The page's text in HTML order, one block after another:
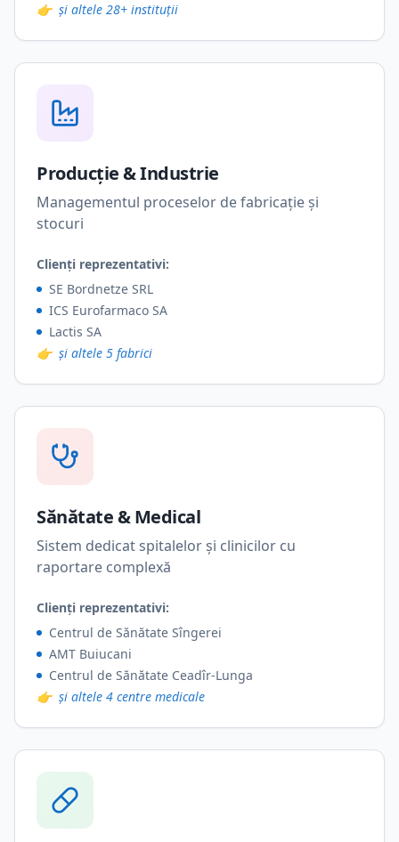
👉 și altele 28+ instituții
Producție & Industrie
Managementul proceselor de fabricație și
stocuri
Clienți reprezentativi:
SE Bordnetze SRL
ICS Eurofarmaco SA
Lactis SA
👉 și altele 5 fabrici
Sănătate & Medical
Sistem dedicat spitalelor și clinicilor cu
raportare complexă
Clienți reprezentativi:
Centrul de Sănătate Sîngerei
AMT Buiucani
Centrul de Sănătate Ceadîr-Lunga
👉 și altele 4 centre medicale